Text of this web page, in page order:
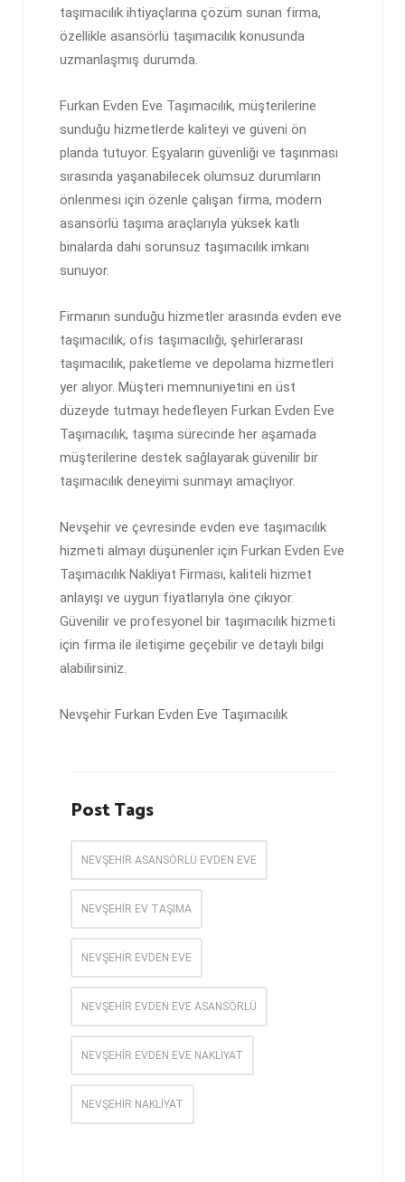
taşımacılık ihtiyaçlarına çözüm sunan firma,
özellikle asansörlü taşımacılık konusunda
uzmanlaşmış durumda.
Furkan Evden Eve Taşımacılık, müşterilerine
sunduğu hizmetlerde kaliteyi ve güveni ön
planda tutuyor. Eşyaların güvenliği ve taşınması
sırasında yaşanabilecek olumsuz durumların
önlenmesi için özenle çalışan firma, modern
asansörlü taşıma araçlarıyla yüksek katlı
binalarda dahi sorunsuz taşımacılık imkanı
sunuyor.
Firmanın sunduğu hizmetler arasında evden eve
taşımacılık, ofis taşımacılığı, şehirlerarası
taşımacılık, paketleme ve depolama hizmetleri
yer alıyor. Müşteri memnuniyetini en üst
düzeyde tutmayı hedefleyen Furkan Evden Eve
Taşımacılık, taşıma sürecinde her aşamada
müşterilerine destek sağlayarak güvenilir bir
taşımacılık deneyimi sunmayı amaçlıyor.
Nevşehir ve çevresinde evden eve taşımacılık
hizmeti almayı düşünenler için Furkan Evden Eve
Taşımacılık Nakliyat Firması, kaliteli hizmet
anlayışı ve uygun fiyatlarıyla öne çıkıyor.
Güvenilir ve profesyonel bir taşımacılık hizmeti
için firma ile iletişime geçebilir ve detaylı bilgi
alabilirsiniz.
Nevşehir Furkan Evden Eve Taşımacılık
Post Tags
NEVŞEHIR ASANSÖRLÜ EVDEN EVE
NEVŞEHIR EV TAŞIMA
NEVŞEHIR EVDEN EVE
NEVŞEHIR EVDEN EVE ASANSÖRLÜ
NEVŞEHIR EVDEN EVE NAKLIYAT
NEVŞEHIR NAKLIYAT